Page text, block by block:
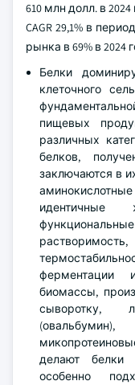
610 млн долл. в
CAGR 29,1% в
рынка в 69% в 2024
Белки
клеточного
пищевых
различных
белков,
заключаются в
идентичные
ферментации
биомассы,
сыворотку,
делают белки
особенно